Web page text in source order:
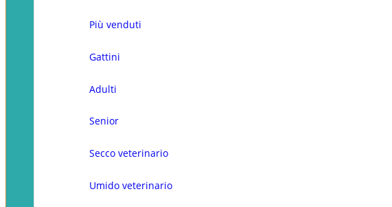
Più venduti
Gattini
Adulti
Senior
Secco veterinario
Umido veterinario